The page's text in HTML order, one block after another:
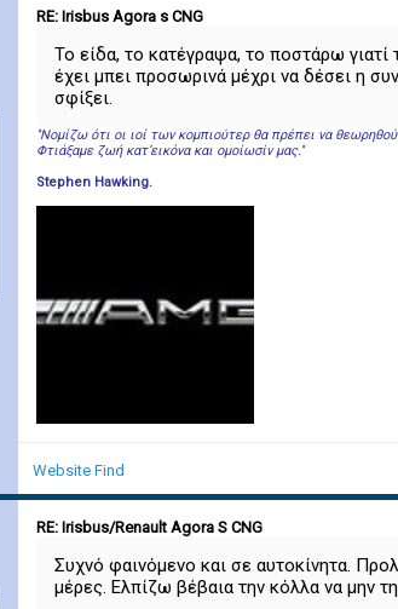
RE: Irisbus Agora s CNG
Το είδα, το κατέγραψα, το ποστάρω γιατί
έχει μπει προσωρινά μέχρι να δέσει η
σφίξει.
''Νομίζω ότι οι ιοί των κομπιούτερ θα πρέπει να
Φτιάξαμε ζωή κατ’εικόνα και ομοίωσίν μας.''
Stephen Hawking.
Website Find
RE: Irisbus/Renault Agora S CNG
Συχνό φαινόμενο και σε αυτοκίνητα.
μέρες. Ελπίζω βέβαια την κόλλα να μην